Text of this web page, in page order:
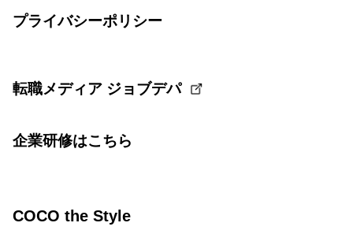
プライバシーポリシー
転職メディア ジョブデパ
企業研修はこちら
COCO the Style